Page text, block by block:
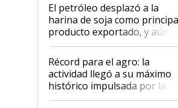
El petróleo desplazó a la
harina de soja como
producto exportado, y aún así
el agro aportó casi seis de
diez dólares y sostuvo el
liderazgo en un semestre
récord
Récord para el agro: la
actividad llegó a su máximo
histórico impulsada por la
cosecha y las exportaciones